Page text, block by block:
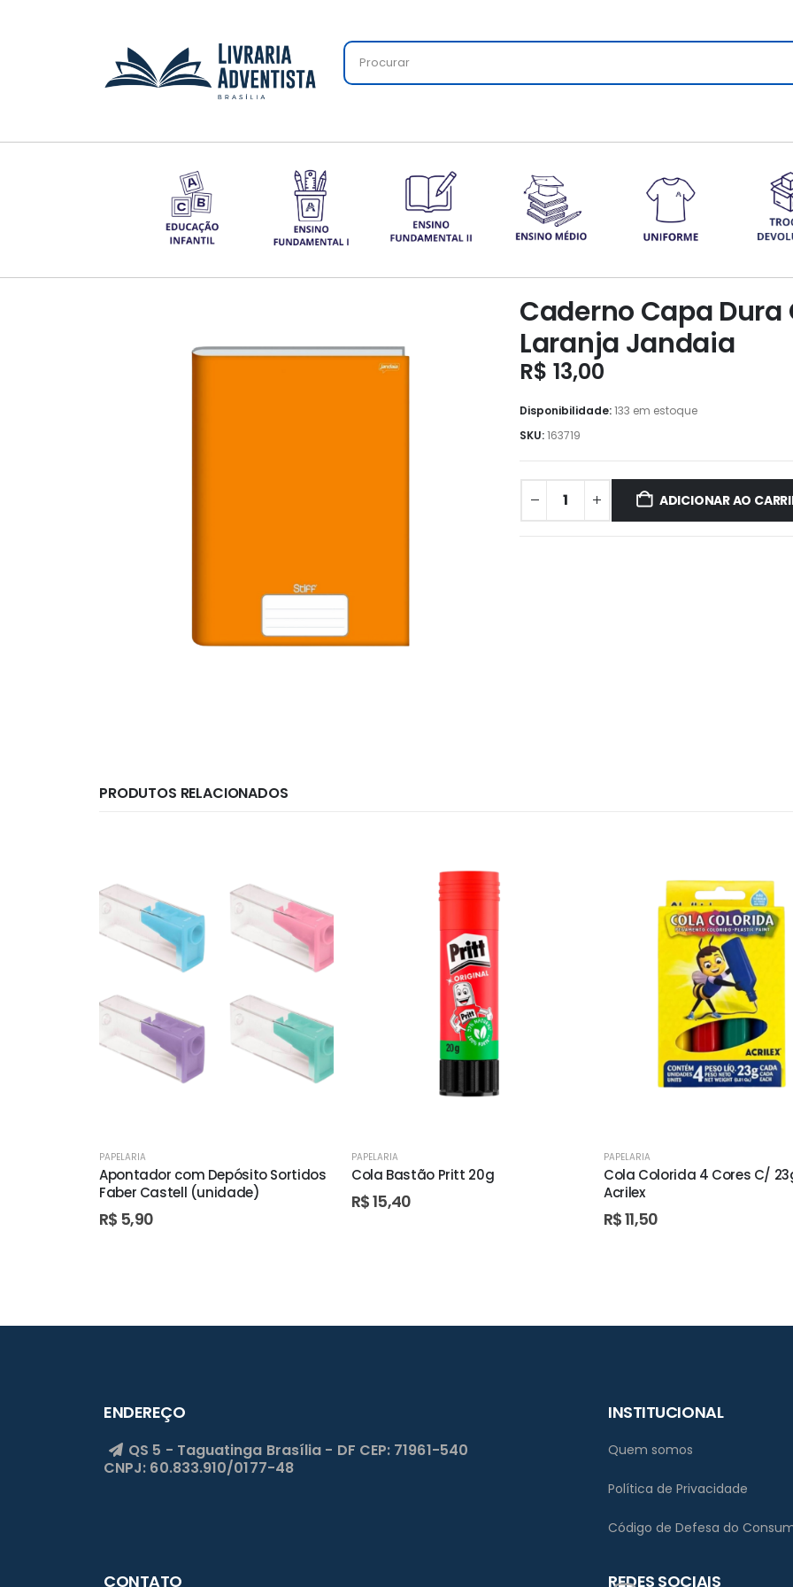
Caderno Capa Dura
Laranja Jandaia
R$ 13,00
Disponibilidade:133 em estoque
SKU:163719
ADICIONAR AO
PRODUTOS RELACIONADOS
PAPELARIA
Apontador com Depósito Sortidos
Faber Castell (unidade)
R$ 5,90
PAPELARIA
Cola Bastão Pritt 20g
R$15,40
PAPELARIA
Cola Colorida 4 Cores C/
Acrilex
R$11,50
ENDEREÇO
QS 5 - Taguatinga Brasília - DF CEP: 71961-540
CNPJ: 60.833.910/0177-48
INSTITUCIONAL
Quem somos
Política de Privacidade
Código de Defesa do
CONTATO REDES SOCIAIS